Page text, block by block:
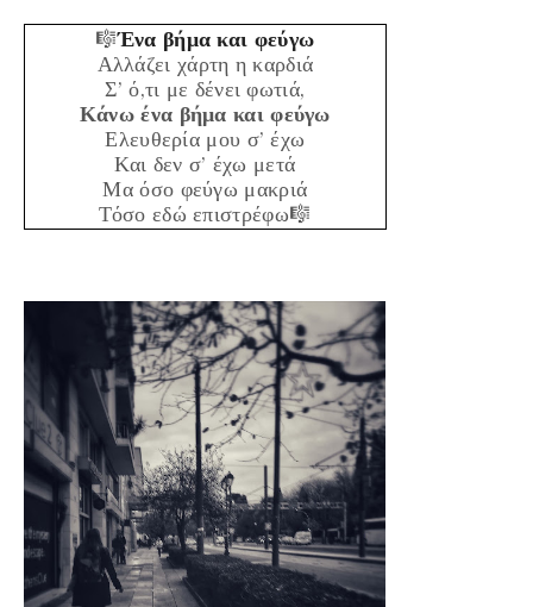
🎼Ένα βήμα και φεύγω
Αλλάζει χάρτη η καρδιά
Σ’ ό,τι με δένει φωτιά,
Κάνω ένα βήμα και φεύγω
Ελευθερία μου σ’ έχω
Και δεν σ’ έχω μετά
Μα όσο φεύγω μακριά
Τόσο εδώ επιστρέφω🎼